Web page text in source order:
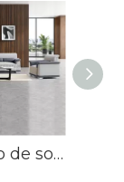
Conjunto de sofás personalizados, grandes y esenciales, para oficina, Boss, sofá de cuero, muebles